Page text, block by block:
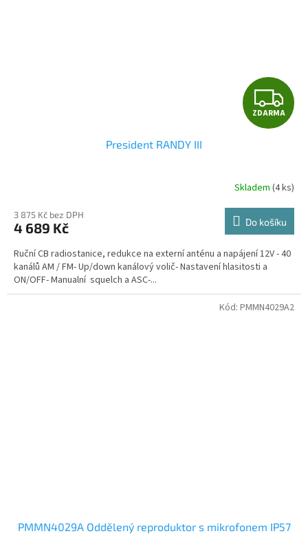
Z
D
R
M
A
ZDARMA
President RANDY III
produktu
je
z
5
hvězdiček.
Skladem(4 ks)
3 875 Kč bez DPH
4 689 Kč Do košíku
Ruční CB radiostanice, redukce na externí anténu a napájení 12V - 40
kanálů AM / FM- Up/down kanálový volič- Nastavení hlasitosti a
ON/OFF- Manualní squelch a ASC-...
PMMN4029A Oddělený reproduktor s mikrofonem IP57
Kód: PMMN4029A2